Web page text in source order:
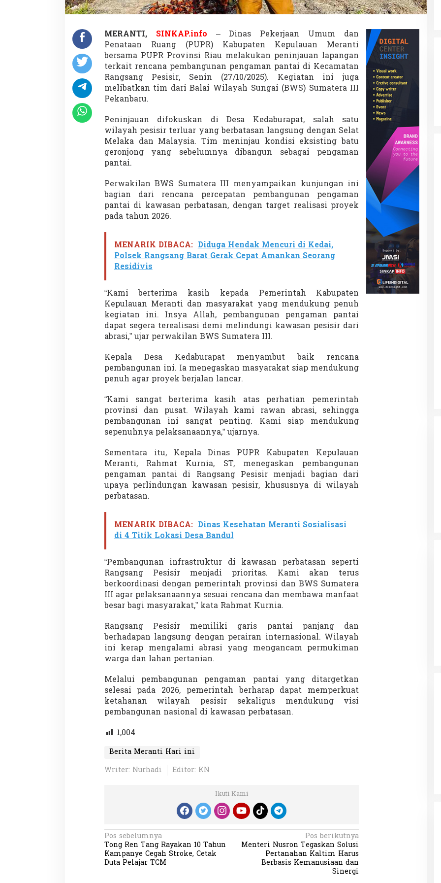
u
n
P
e
n
g
a
m
a
a
n
t
a
i
n
g
s
a
e
s
i
2
0
2
6
MERANTI, SINKAP.info – Dinas Pekerjaan Umum dan
Penataan Ruang (PUPR) Kabupaten Kepulauan Meranti
bersama PUPR Provinsi Riau melakukan peninjauan lapangan
terkait rencana pembangunan pengaman pantai di Kecamatan
Rangsang Pesisir, Senin (27/10/2025). Kegiatan ini juga
melibatkan tim dari Balai Wilayah Sungai (BWS) Sumatera III
Pekanbaru.
Peninjauan difokuskan di Desa Kedaburapat, salah satu
wilayah pesisir terluar yang berbatasan langsung dengan Selat
Melaka dan Malaysia. Tim meninjau kondisi eksisting batu
geronjong yang sebelumnya dibangun sebagai pengaman
pantai.
Perwakilan BWS Sumatera III menyampaikan kunjungan ini
bagian dari rencana percepatan pembangunan pengaman
pantai di kawasan perbatasan, dengan target realisasi proyek
pada tahun 2026.
MENARIK DIBACA: Diduga Hendak Mencuri di Kedai,
Polsek Rangsang Barat Gerak Cepat Amankan Seorang
Residivis
“Kami berterima kasih kepada Pemerintah Kabupaten
Kepulauan Meranti dan masyarakat yang mendukung penuh
kegiatan ini. Insya Allah, pembangunan pengaman pantai
dapat segera terealisasi demi melindungi kawasan pesisir dari
abrasi,” ujar perwakilan BWS Sumatera III.
Kepala Desa Kedaburapat menyambut baik rencana
pembangunan ini. Ia menegaskan masyarakat siap mendukung
penuh agar proyek berjalan lancar.
“Kami sangat berterima kasih atas perhatian pemerintah
provinsi dan pusat. Wilayah kami rawan abrasi, sehingga
pembangunan ini sangat penting. Kami siap mendukung
sepenuhnya pelaksanaannya,” ujarnya.
Sementara itu, Kepala Dinas PUPR Kabupaten Kepulauan
Meranti, Rahmat Kurnia, ST, menegaskan pembangunan
pengaman pantai di Rangsang Pesisir menjadi bagian dari
upaya perlindungan kawasan pesisir, khususnya di wilayah
perbatasan.
MENARIK DIBACA: Dinas Kesehatan Meranti Sosialisasi
di 4 Titik Lokasi Desa Bandul
“Pembangunan infrastruktur di kawasan perbatasan seperti
Rangsang Pesisir menjadi prioritas. Kami akan terus
berkoordinasi dengan pemerintah provinsi dan BWS Sumatera
III agar pelaksanaannya sesuai rencana dan membawa manfaat
besar bagi masyarakat,” kata Rahmat Kurnia.
Rangsang Pesisir memiliki garis pantai panjang dan
berhadapan langsung dengan perairan internasional. Wilayah
ini kerap mengalami abrasi yang mengancam permukiman
warga dan lahan pertanian.
Melalui pembangunan pengaman pantai yang ditargetkan
selesai pada 2026, pemerintah berharap dapat memperkuat
ketahanan wilayah pesisir sekaligus mendukung visi
pembangunan nasional di kawasan perbatasan.
1,004
Berita Meranti Hari ini
Writer: Nurhadi
Editor: KN
Ikuti Kami
N
a
v
Pos sebelumnya
Tong Ren Tang Rayakan 10 Tahun
Kampanye Cegah Stroke, Cetak
Duta Pelajar TCM
Pos berikutnya
Menteri Nusron Tegaskan Solusi
Pertanahan Kaltim Harus
Berbasis Kemanusiaan dan
Sinergi
Penembakan Tragis Charlie Kirk di
Demonstrasi Gen-Z Guncang
Pelayanan Sukarela Internasional